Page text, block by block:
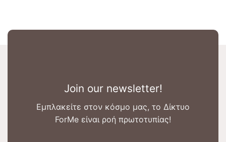
Join our newsletter!
Εμπλακείτε στον κόσμο μας, το Δίκτυο
ForMe είναι ροή πρωτοτυπίας!